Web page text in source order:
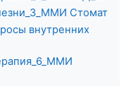
Стомат
внутренних